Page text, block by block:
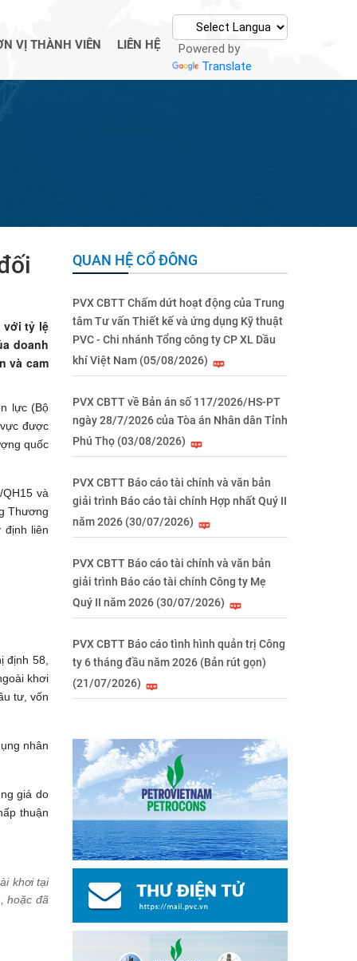
VỊ THÀNH VIÊN LIÊN HỆ
Powered by
Translate
với tỷ lệ
doanh
và cam
lực (Bộ
được
quốc
và
Thương
định liên
định 58,
khơi
tư, vốn
nhân
giá do
thuận
khơi tại
hoặc đã
QUAN HỆ CỔ ĐÔNG
PVX CBTT Chấm dứt hoạt động của Trung
tâm Tư vấn Thiết kế và ứng dụng Kỹ thuật
PVC - Chi nhánh Tổng công ty CP XL Dầu
khí Việt Nam (05/08/2026)
PVX CBTT về Bản án số 117/2026/HS-PT
ngày 28/7/2026 của Tòa án Nhân dân Tỉnh
Phú Thọ (03/08/2026)
PVX CBTT Báo cáo tài chính và văn bản
giải trình Báo cáo tài chính Hợp nhất Quý II
năm 2026 (30/07/2026)
PVX CBTT Báo cáo tài chính và văn bản
giải trình Báo cáo tài chính Công ty Mẹ
Quý II năm 2026 (30/07/2026)
PVX CBTT Báo cáo tình hình quản trị Công
ty 6 tháng đầu năm 2026 (Bản rút gọn)
(21/07/2026)